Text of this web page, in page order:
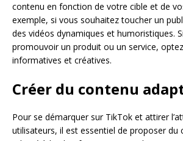
contenu en fonction de votre cible et de
exemple, si vous souhaitez toucher un
des vidéos dynamiques et humoristiques.
promouvoir un produit ou un service,
informatives et créatives.
Créer du contenu
Pour se démarquer sur TikTok et attirer
utilisateurs, il est essentiel de proposer du